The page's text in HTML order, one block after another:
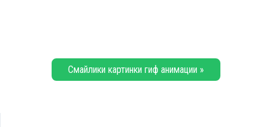
Смайлики картинки гиф анимации »